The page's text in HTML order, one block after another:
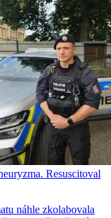
Resuscitoval
náhle zkolabovala